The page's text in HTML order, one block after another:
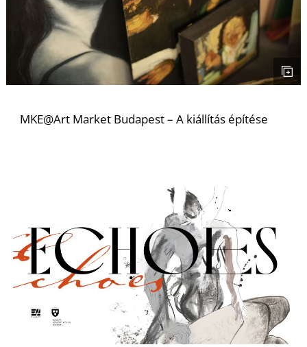
MKE@Art Market Budapest – A kiállítás építése